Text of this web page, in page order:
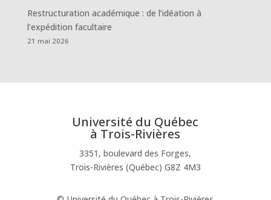
Restructuration académique : de l’idéation à
l’expédition facultaire
21 mai 2026
Université du Québec
à Trois-Rivières
3351, boulevard des Forges,
Trois-Rivières (Québec) G8Z 4M3